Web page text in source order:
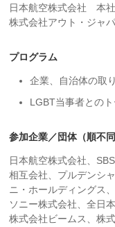
日本航空株式会社 本
株式会社アウト・ジャ
プログラム
企業、自治体の取
LGBT当事者との
参加企業／団体（順不
日本航空株式会社、
相互会社、プルデンシ
ニ・ホールディングス
ソニー株式会社、全日
株式会社ビームス、株